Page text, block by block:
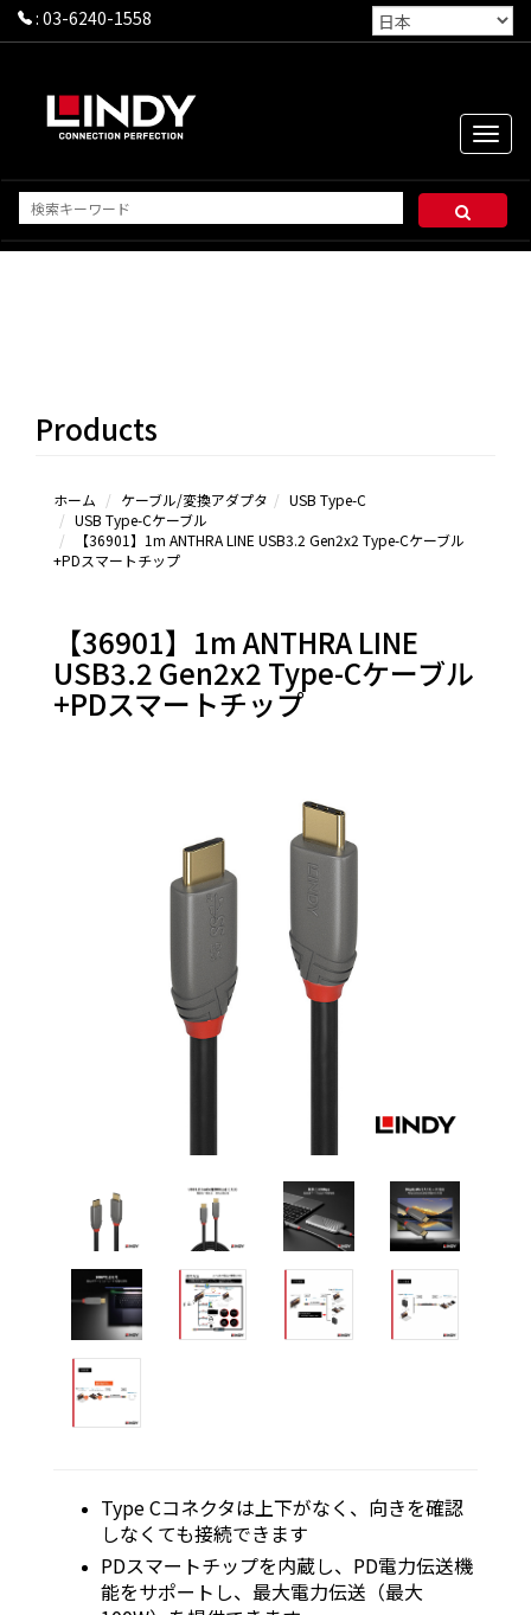
: 03-6240-1558
Toggle
USB
Products
ホーム ケーブル/変換アダプタ
USB Type-C
USB Type-Cケーブル
【36901】1m ANTHRA LINE USB3.2 Gen2x2 Type-Cケーブル
+PDスマートチップ
【36901】1m ANTHRA LINE
USB3.2 Gen2x2 Type-Cケーブル
+PDスマートチップ
Type Cコネクタは上下がなく、向きを確認
しなくても接続できます
PDスマートチップを内蔵し、PD電力伝送機
能をサポートし、最大電力伝送（最大